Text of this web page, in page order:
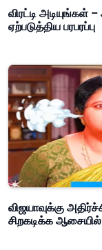
விரட்டி அடியுங்கள்
ஏற்படுத்திய பரபரப்பு
விஜயாவுக்கு
சிறகடிக்க ஆசையில்